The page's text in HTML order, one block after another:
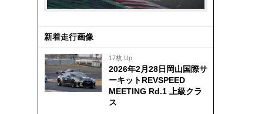
新着走行画像
17枚 Up
2026年2月28日岡山国際サ
ーキットREVSPEED
MEETING Rd.1 上級クラ
ス